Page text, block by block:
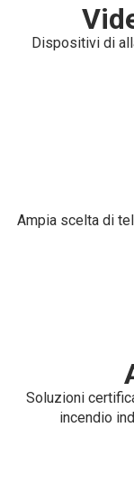
Dispositivi di
Ampia scelta di
Soluzioni
incendio